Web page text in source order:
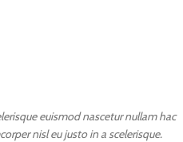
euismod nascetur nullam hac
nisl eu justo in a scelerisque.